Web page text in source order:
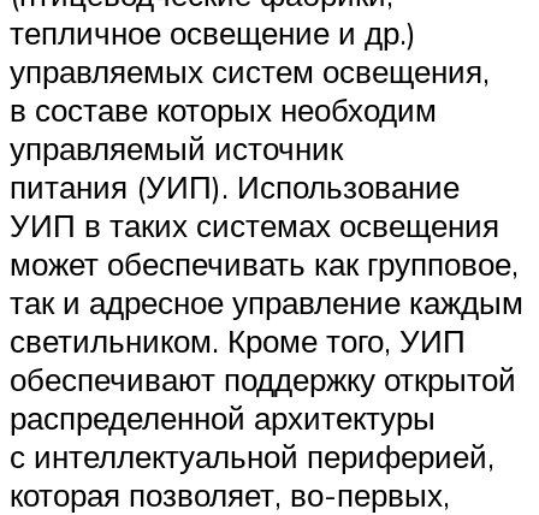
тепличное освещение и др.)
управляемых систем освещения,
в составе которых необходим
управляемый источник
питания (УИП). Использование
УИП в таких системах освещения
может обеспечивать как групповое,
так и адресное управление каждым
светильником. Кроме того, УИП
обеспечивают поддержку открытой
распределенной архитектуры
с интеллектуальной периферией,
которая позволяет, во-первых,